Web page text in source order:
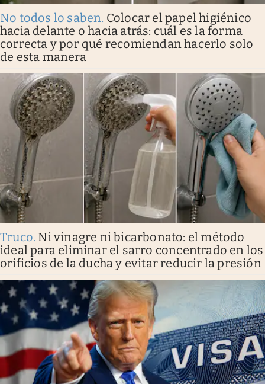
No todos lo saben. Colocar el papel higiénico
hacia delante o hacia atrás: cuál es la forma
correcta y por qué recomiendan hacerlo solo
de esta manera
Truco. Ni vinagre ni bicarbonato: el método
ideal para eliminar el sarro concentrado en los
orificios de la ducha y evitar reducir la presión